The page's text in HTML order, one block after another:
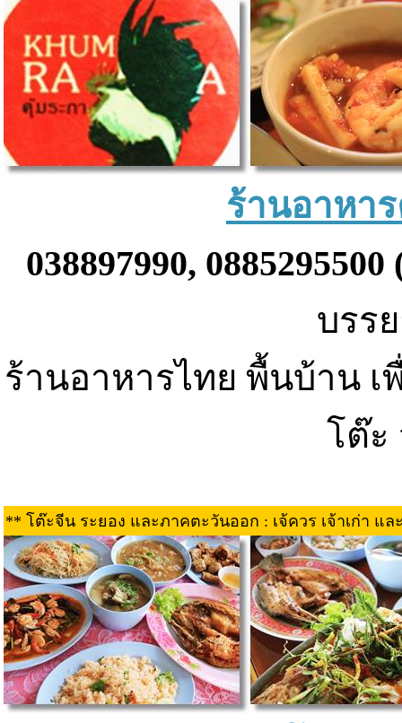
ร้านอาหา
038897990,
บรร
ร้านอาหารไทย พื้นบ้าน เ
โต๊ะ
** โต๊ะจีน ระยอง และภาคตะวันออก : เจ้ควร เจ้าเก่า แล